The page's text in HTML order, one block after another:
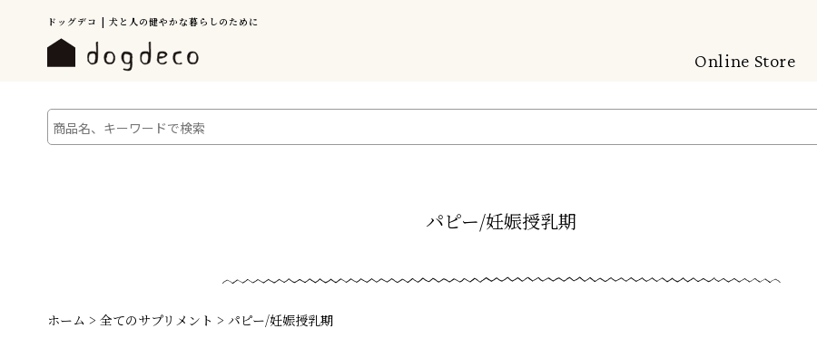
ドッグデコ | 犬と人の健やかな暮らしのために
Online Store
パピー/妊娠授乳期
ホーム > 全てのサプリメント > パピー/妊娠授乳期